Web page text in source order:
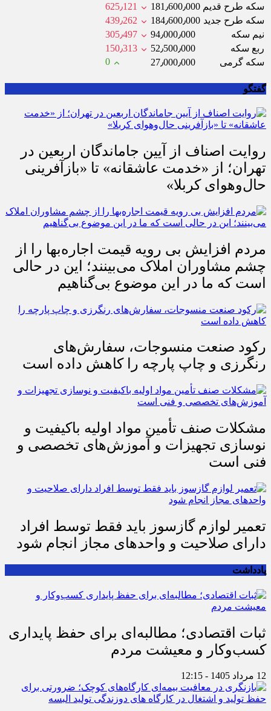
سکه طرح قدیم 181٫600٫000
625٫121
سکه طرح جدید 184٫600٫000
439٫262
نیم سکه
94٫000٫000
305٫497
ربع سکه
52٫500٫000
150٫313
سکه گرمی
27٫000٫000 0
گفتگو
روایت اصناف از آیین جاماندگان اربعین در
تهران؛ از «خدمت عاشقانه» تا «بازآفرینی
حال‌وهوای کربلا»
مردم افزایش بی رویه قیمت اجاره‌بها را از
چشم مشاوران املاک می‌بینند؛ این در حالی
است که ما در این موضوع بی‌گناهیم
رکود صنعت منسوجات، سفارش‌های
رنگرزی و چاپ پارچه را کاهش داده است
مشکلات صنف تأمین مواد اولیه باکیفیت و
نوسازی تجهیزات و آموزش‌های تخصصی و
فنی است
تعمیر لوازم گازسوز باید فقط توسط افراد
دارای صلاحیت و واحدهای مجاز انجام شود
یادداشت
ثبات اقتصادی؛ مطالبه‌ای برای حفظ پایداری
کسب‌وکار و معیشت مردم
12 مرداد 1405 - 12:15